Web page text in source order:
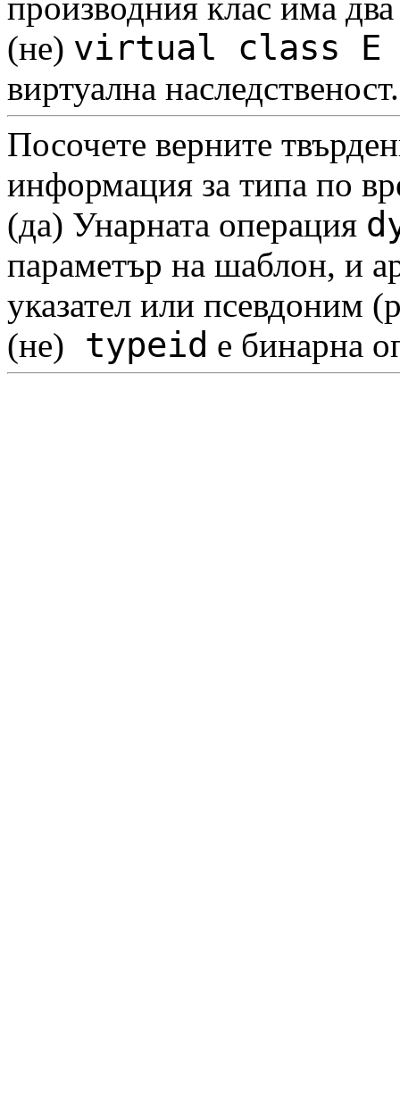
(не) virtual class E
виртуална наследственост.
Посочете верните
информация за типа по
(да) Унарната операция
параметър на шаблон, и
указател или псевдоним
(не)
typeid е бинарна